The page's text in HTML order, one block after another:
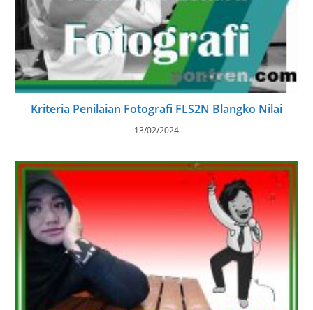
Kriteria Penilaian Fotografi FLS2N Blangko Nilai
13/02/2024